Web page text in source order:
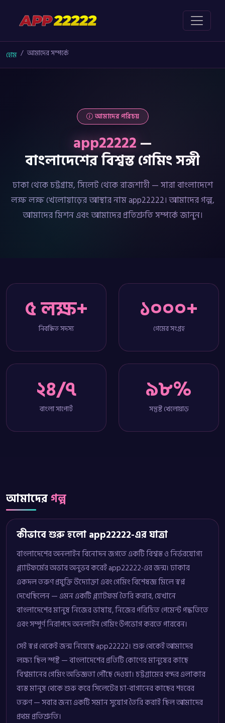
হোম আমাদের সম্পর্কে
আমাদের পরিচয়
app22222—
বাংলাদেশের বিশ্বস্ত গেমিং সঙ্গী
ঢাকা থেকে চট্টগ্রাম, সিলেট থেকে রাজশাহী — সারা বাংলাদেশে
লক্ষ লক্ষ খেলোয়াড়ের আস্থার নাম app22222। আমাদের গল্প,
আমাদের মিশন এবং আমাদের প্রতিশ্রুতি সম্পর্কে জানুন।
৫ লক্ষ+
নিবন্ধিত সদস্য
১০০০+
গেমের সংগ্রহ
২৪/৭
বাংলা সাপোর্ট
৯৮%
সন্তুষ্ট খেলোয়াড়
আমাদেরগল্প
কীভাবে শুরু হলো app22222-এর যাত্রা
বাংলাদেশের অনলাইন বিনোদন জগতে একটি বিশ্বস্ত ও নির্ভরযোগ্য
প্ল্যাটফর্মের অভাব অনুভব করেই app22222-এর জন্ম। ঢাকার
একদল তরুণ প্রযুক্তি উদ্যোক্তা এবং গেমিং বিশেষজ্ঞ মিলে স্বপ্ন
দেখেছিলেন — এমন একটি প্ল্যাটফর্ম তৈরি করার, যেখানে
বাংলাদেশের মানুষ নিজের ভাষায়, নিজের পরিচিত পেমেন্ট পদ্ধতিতে
এবং সম্পূর্ণ নিরাপদে অনলাইন গেমিং উপভোগ করতে পারবেন।
সেই স্বপ্ন থেকেই জন্ম নিয়েছে app22222। শুরু থেকেই আমাদের
লক্ষ্য ছিল স্পষ্ট — বাংলাদেশের প্রতিটি কোণের মানুষের কাছে
বিশ্বমানের গেমিং অভিজ্ঞতা পৌঁছে দেওয়া। চট্টগ্রামের বন্দর এলাকার
ব্যস্ত মানুষ থেকে শুরু করে সিলেটের চা-বাগানের কাছের শহরের
তরুণ — সবার জন্য একটি সমান সুযোগ তৈরি করাই ছিল আমাদের
প্রথম প্রতিশ্রুতি।